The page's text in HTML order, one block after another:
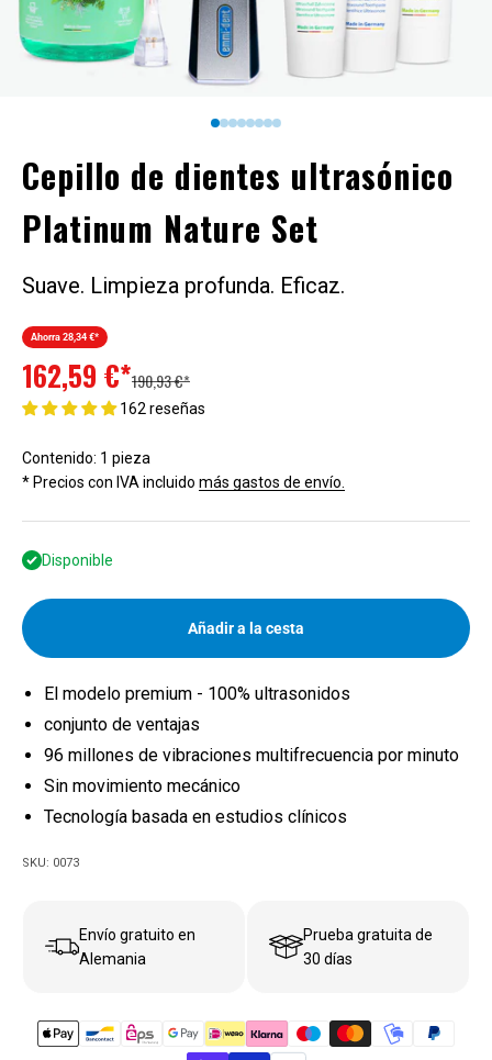
Cepillo de dientes ultrasónico
Platinum Nature Set
Suave. Limpieza profunda. Eficaz.
Ahorra 28,34 €*
Precio de oferta
162,59 €*Precio normal
190,93 €*
162 reseñas
Contenido: 1 pieza
* Precios con IVA incluido más gastos de envío.
Disponible
Añadir a la cesta
El modelo premium - 100% ultrasonidos
conjunto de ventajas
96 millones de vibraciones multifrecuencia por minuto
Sin movimiento mecánico
Tecnología basada en estudios clínicos
SKU: 0073
Envío gratuito en
Alemania
Prueba gratuita de
30 días